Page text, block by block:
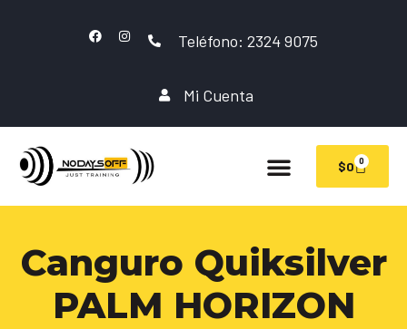
Teléfono: 2324 9075
Mi Cuenta
$0 0
Canguro Quiksilver
PALM HORIZON